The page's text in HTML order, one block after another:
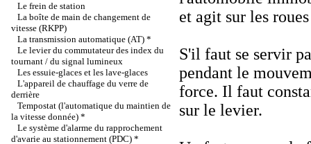
Le frein de station
La boîte de main de changement de
vitesse (RKPP)
La transmission automatique (AT) *
Le levier du commutateur des index du
tournant / du signal lumineux
Les essuie-glaces et les lave-glaces
L'appareil de chauffage du verre de
derrière
Tempostat (l'automatique du maintien de
la vitesse donnée) *
Le système d'alarme du rapprochement
d'avarie au stationnement (PDC) *
et agit sur les
S'il faut se servir
pendant le
force. Il faut
sur le levier.